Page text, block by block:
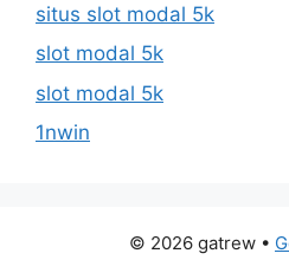
situs slot modal 5k
slot modal 5k
slot modal 5k
1nwin
© 2026 gatrew •